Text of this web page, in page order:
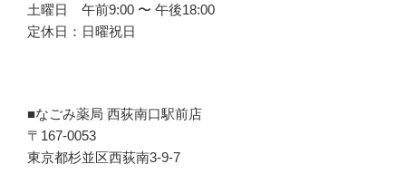
土曜日 午前9:00 〜 午後18:00
定休日：日曜祝日
■なごみ薬局 西荻南口駅前店
〒167-0053
東京都杉並区西荻南3-9-7